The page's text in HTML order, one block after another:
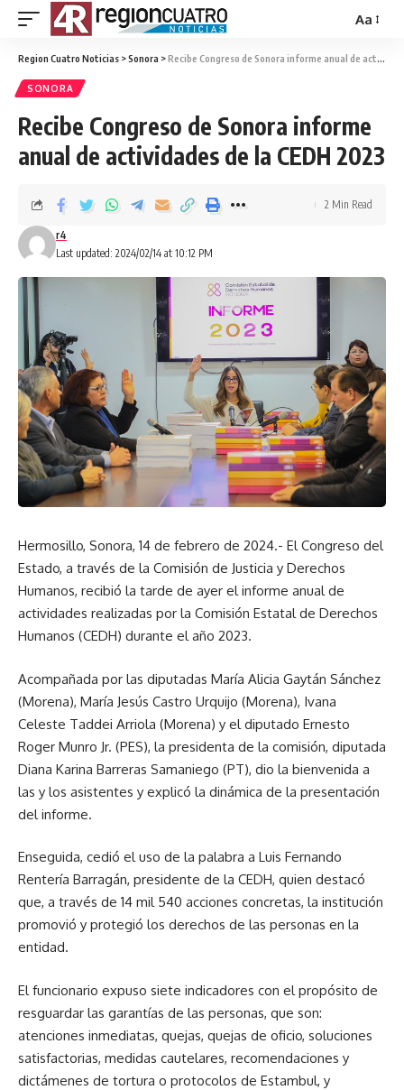
Aa
Region Cuatro Noticias >Sonora >Recibe Congreso de Sonora informe anual de actividades de la CEDH 2023
SONORA
Recibe Congreso de Sonora informe
anual de actividades de la CEDH 2023
Last updated: 2024/02/14 at 10:12 PM
r4
2 Min Read
Hermosillo, Sonora, 14 de febrero de 2024.- El Congreso del
Estado, a través de la Comisión de Justicia y Derechos
Humanos, recibió la tarde de ayer el informe anual de
actividades realizadas por la Comisión Estatal de Derechos
Humanos (CEDH) durante el año 2023.
Acompañada por las diputadas María Alicia Gaytán Sánchez
(Morena), María Jesús Castro Urquijo (Morena), Ivana
Celeste Taddei Arriola (Morena) y el diputado Ernesto
Roger Munro Jr. (PES), la presidenta de la comisión, diputada
Diana Karina Barreras Samaniego (PT), dio la bienvenida a
las y los asistentes y explicó la dinámica de la presentación
del informe.
Enseguida, cedió el uso de la palabra a Luis Fernando
Rentería Barragán, presidente de la CEDH, quien destacó
que, a través de 14 mil 540 acciones concretas, la institución
promovió y protegió los derechos de las personas en la
entidad.
El funcionario expuso siete indicadores con el propósito de
resguardar las garantías de las personas, que son:
atenciones inmediatas, quejas, quejas de oficio, soluciones
satisfactorias, medidas cautelares, recomendaciones y
dictámenes de tortura o protocolos de Estambul, y